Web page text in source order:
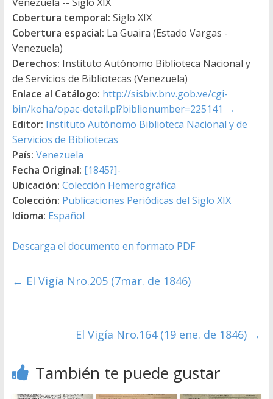
Cobertura temporal: Siglo XIX
Cobertura espacial: La Guaira (Estado Vargas -
Venezuela)
Derechos: Instituto Autónomo Biblioteca Nacional y
de Servicios de Bibliotecas (Venezuela)
Enlace al Catálogo: http://sisbiv.bnv.gob.ve/cgi-
bin/koha/opac-detail.pl?biblionumber=225141 →
Editor: Instituto Autónomo Biblioteca Nacional y de
Servicios de Bibliotecas
País: Venezuela
Fecha Original: [1845?]-
Ubicación: Colección Hemerográfica
Colección: Publicaciones Periódicas del Siglo XIX
Idioma: Español
Descarga el documento en formato PDF
← El Vigía Nro.205 (7mar. de 1846)
El Vigía Nro.164 (19 ene. de 1846) →
También te puede gustar